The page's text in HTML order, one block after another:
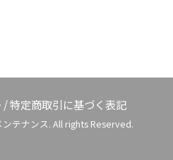
/特定商取引に基づく表記
テナンス. All rights Reserved.